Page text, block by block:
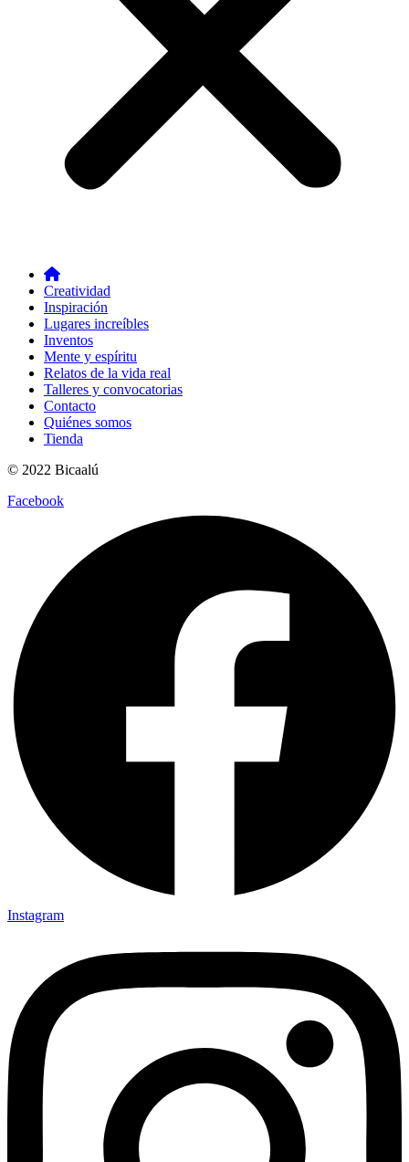
Creatividad
Inspiración
Lugares increíbles
Inventos
Mente y espíritu
Relatos de la vida real
Talleres y convocatorias
Contacto
Quiénes somos
Tienda
© 2022 Bicaalú
Facebook
Instagram